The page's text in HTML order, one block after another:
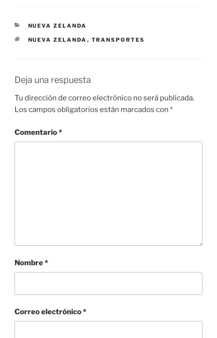
CATEGORÍAS
NUEVA ZELANDA
ETIQUETAS
NUEVA ZELANDA , TRANSPORTES
Deja una respuesta
Tu dirección de correo electrónico no será publicada.
Los campos obligatorios están marcados con *
Comentario*
Nombre*
Correo electrónico*